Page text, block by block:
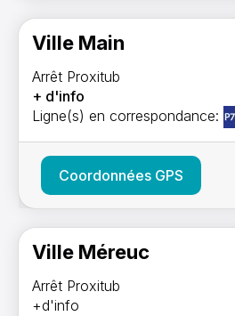
Ville Main
Arrêt Proxitub
+ d'info
Ligne(s) en correspondance:
Coordonnées GPS
Ville Méreuc
Arrêt Proxitub
+d'info